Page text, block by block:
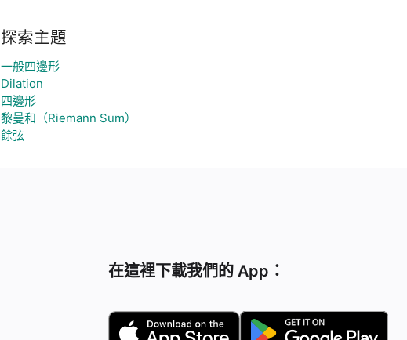
探索主題
一般四邊形
Dilation
四邊形
黎曼和（Riemann Sum）
餘弦
在這裡下載我們的 App：